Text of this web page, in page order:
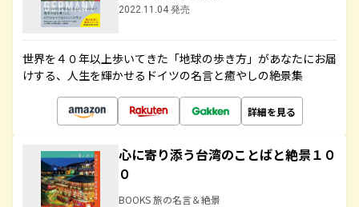
2022.11.04 発売
世界を４０年以上歩いてきた「地球の歩き方」があなたにお届
けする、人生を輝かせるドイツの名言と癒やしの絶景集
詳細を見る
心に寄り添う台湾のことばと絶景１０
０
BOOKS 旅の名言＆絶景